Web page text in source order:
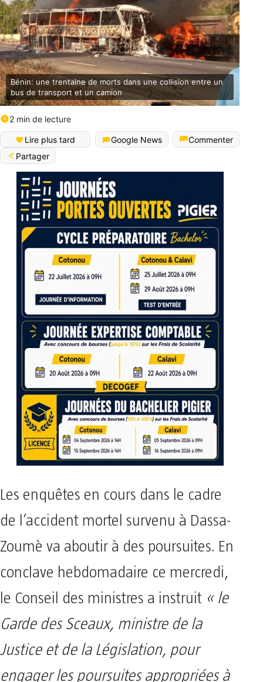
Bénin: une trentaine de morts dans une collision entre un
bus de transport et un camion
2 min de lecture
Lire plus tard Google News
Commenter
Partager
Les enquêtes en cours dans le cadre
de l’accident mortel survenu à Dassa-
Zoumè va aboutir à des poursuites. En
conclave hebdomadaire ce mercredi,
le Conseil des ministres a instruit « le
Garde des Sceaux, ministre de la
Justice et de la Législation, pour
engager les poursuites appropriées à